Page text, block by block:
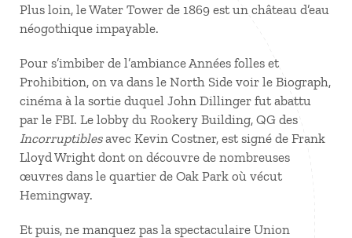
Plus loin, le Water Tower de 1869 est un château d’eau
néogothique impayable.
Pour s’imbiber de l’ambiance Années folles et
Prohibition, on va dans le North Side voir le Biograph,
cinéma à la sortie duquel John Dillinger fut abattu
par le FBI. Le lobby du Rookery Building, QG des
Incorruptiblesavec Kevin Costner, est signé de Frank
Lloyd Wright dont on découvre de nombreuses
œuvres dans le quartier de Oak Park où vécut
Hemingway.
Et puis, ne manquez pas la spectaculaire Union